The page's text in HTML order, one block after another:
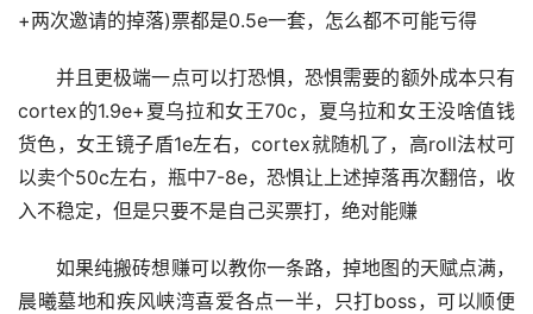
+两次邀请的掉落)票都是0.5e一套，怎么都不可能亏得
并且更极端一点可以打恐惧，恐惧需要的额外成本只有
cortex的1.9e+夏乌拉和女王70c，夏乌拉和女王没啥值钱
货色，女王镜子盾1e左右，cortex就随机了，高roll法杖可
以卖个50c左右，瓶中7-8e，恐惧让上述掉落再次翻倍，收
入不稳定，但是只要不是自己买票打，绝对能赚
如果纯搬砖想赚可以教你一条路，掉地图的天赋点满，
晨曦墓地和疾风峡湾喜爱各点一半，只打boss，可以顺便